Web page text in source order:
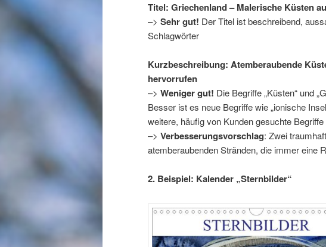
Titel: Griechenland – Malerische Küsten
–> Sehr gut! Der Titel ist beschreibend,
Schlagwörter
Kurzbeschreibung: Atemberaubende
hervorrufen
–> Weniger gut! Die Begriffe „Küsten“ und
Besser ist es neue Begriffe wie „ionische
weitere, häufig von Kunden gesuchte Begriffe
–> Verbesserungsvorschlag: Zwei
atemberaubenden Stränden, die immer eine
2. Beispiel: Kalender „Sternbilder“